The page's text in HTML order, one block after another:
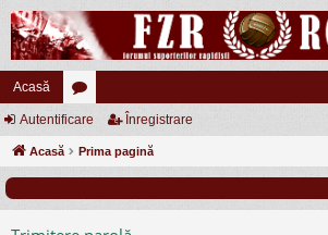
Acasă
or
u
Autentificare Înregistrare
Acasă Prima pagină